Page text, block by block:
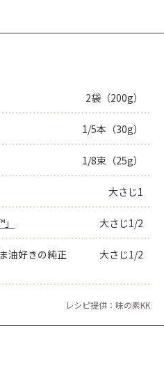
2袋（200g）
1/5本（30g）
1/8束（25g）
大さじ1
大さじ1/2
油好きの純正
大さじ1/2
レシピ提供：味の素KK